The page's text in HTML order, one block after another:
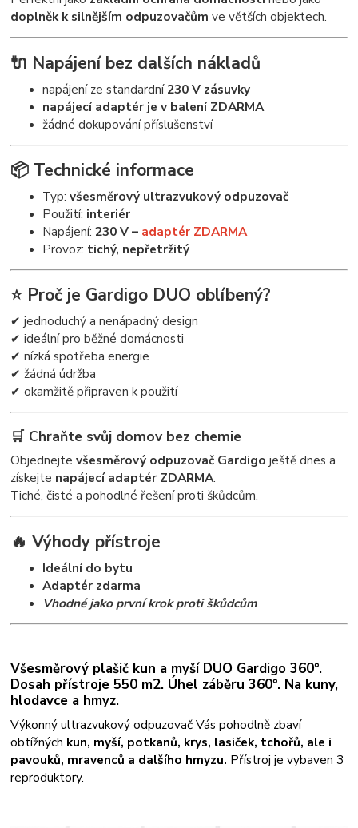
doplněk k silnějším odpuzovačům ve větších objektech.
🔌 Napájení bez dalších nákladů
napájení ze standardní230 V zásuvky
napájecí adaptér je v balení ZDARMA
žádné dokupování příslušenství
📦 Technické informace
Typ:všesměrový ultrazvukový odpuzovač
Použití: interiér
Napájení:230 V – adaptér ZDARMA
Provoz: tichý, nepřetržitý
⭐ Proč je Gardigo DUO oblíbený?
✔ jednoduchý a nenápadný design
✔ ideální pro běžné domácnosti
✔ nízká spotřeba energie
✔ žádná údržba
✔ okamžitě připraven k použití
🛒 Chraňte svůj domov bez chemie
Objednejtevšesměrový odpuzovač Gardigo ještě dnes a
získejte napájecí adaptér ZDARMA.
Tiché, čisté a pohodlné řešení proti škůdcům.
🔥 Výhody přístroje
Ideální do bytu
Adaptér zdarma
Vhodné jako první krok proti škůdcům
Všesměrový plašič kun a myší DUO Gardigo 360°.
Dosah přístroje 550 m2. Úhel záběru 360°. Na kuny,
hlodavce a hmyz.
Výkonný ultrazvukový odpuzovač Vás pohodlně zbaví
obtížných kun, myší, potkanů, krys, lasiček, tchořů, ale i
pavouků, mravenců a dalšího hmyzu. Přístroj je vybaven 3
reproduktory.